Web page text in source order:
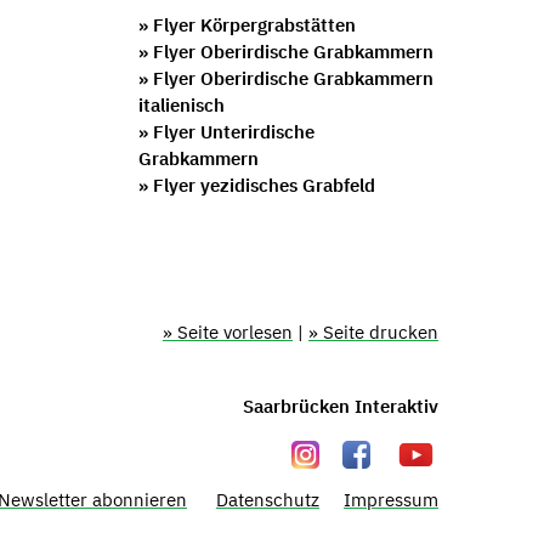
» Flyer Körpergrabstätten
» Flyer Oberirdische Grabkammern
» Flyer Oberirdische Grabkammern
italienisch
» Flyer Unterirdische
Grabkammern
» Flyer yezidisches Grabfeld
» Seite vorlesen | » Seite drucken
Saarbrücken Interaktiv
Newsletter abonnieren Datenschutz Impressum